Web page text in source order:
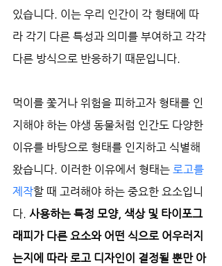
있습니다. 이는 우리 인간이 각 형태에 따
라 각기 다른 특성과 의미를 부여하고 각각
다른 방식으로 반응하기 때문입니다.
먹이를 쫓거나 위험을 피하고자 형태를 인
지해야 하는 야생 동물처럼 인간도 다양한
이유를 바탕으로 형태를 인지하고 식별해
왔습니다. 이러한 이유에서 형태는 로고를
제작할 때 고려해야 하는 중요한 요소입니
다. 사용하는 특정 모양, 색상 및 타이포그
래피가 다른 요소와 어떤 식으로 어우러지
는지에 따라 로고 디자인이 결정될 뿐만 아